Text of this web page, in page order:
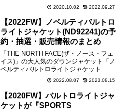
抽選の応募が開始されましたので、ご紹
介させて頂きます！ 【抽選応募期間】
2020年11月12日...
2020.10.02 2022.09.27
【2022FW】ノベルティバルトロ
ライトジャケット(ND92241)の予
約・抽選・販売情報のまとめ
「THE NORTH FACE(ザ・ノース・フェ
イス)」の大人気のダウンジャケット「ノ
ベルティバルトロライトジャケット
(ND92241)」の販売情報をこちらのブロ
グでまとめさせて頂きます。また今季の
モデルより価格と品番が変更になり、新
たにX...
2022.08.07 2023.08.15
【2020FW】バルトロライトジャ
ケットが『SPORTS